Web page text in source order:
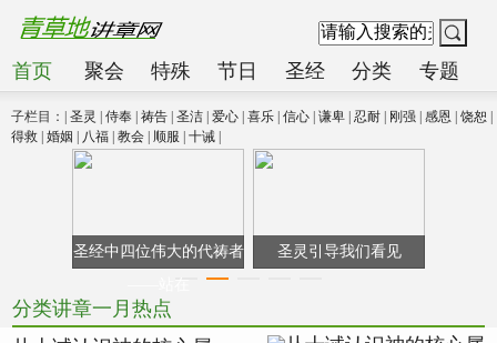
首页 聚会 特殊 节日 圣经 分类 专题
子栏目：| 圣灵 侍奉 祷告 圣洁 爱心 喜乐 信心 谦卑 忍耐 刚强 感恩 饶恕
得救 婚姻 八福 教会 顺服 十诫
圣经中四位伟大的代祷者
——站在
圣灵引导我们看见
分类讲章一月热点